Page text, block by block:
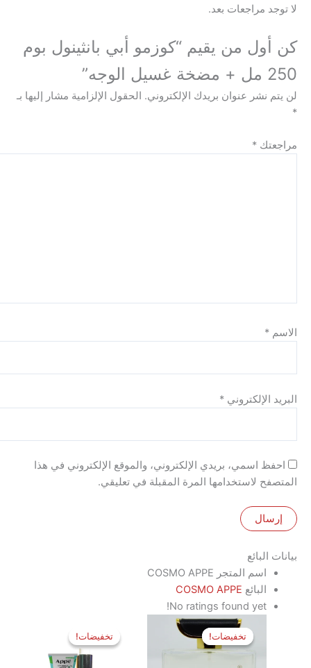
مراجعات بعد.
من يقيم “كوزمو أبي بانثينول بوم
عنوان بريدك الإلكتروني. الحقول الإلزامية مشار إليها بـ
*
*
اسمي، بريدي الإلكتروني، والموقع الإلكتروني في هذا
لاستخدامها المرة المقبلة في تعليقي.
اسم المتجر COSMO APPE
COSMO APPE
No ratings found yet!
تخفيضات!
تخفيضات!
السعر
الأصلي
هو:
2,200 EGP.
السعر
الحالي
هو:
1,850 EGP.
تخفيضات!
تخفيضات!
الحالي
هو:
775 EGP.